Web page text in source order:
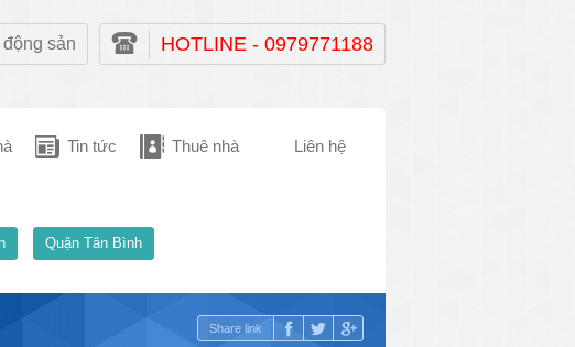
sản HOTLINE - 0979771188
Tin tức Thuê nhà Liên hệ
Quận Tân Bình
Share link